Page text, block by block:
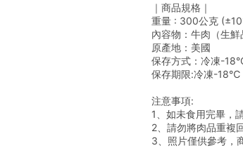
｜商品規格｜
重量 : 300公克
內容物：牛肉（生鮮
原產地：美國
保存方式：冷凍-
保存期限:冷凍-18℃
注意事項:
1、如未食用完畢，
2、請勿將肉品重複
3、照片僅供參考，